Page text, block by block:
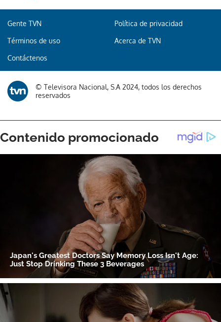
Gente TVN Política de privacidad
Términos de uso Acerca de TVN
Contáctenos
© Televisora Nacional, S.A 2024, todos los derechos
reservados